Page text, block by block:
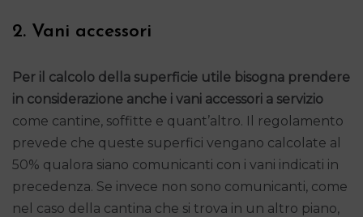
2. Vani accessori
Per il calcolo della superficie utile bisogna prendere
in considerazione anche i vani accessori a servizio
come cantine, soffitte e quant’altro. Il regolamento
prevede che queste superfici vengano calcolate al
50% qualora siano comunicanti con i vani indicati in
precedenza. Se invece non sono comunicanti, come
nel caso della cantina che si trova in un altro piano,